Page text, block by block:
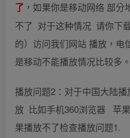
了 ，如果你是移动网络 部
不了 对于这种情况 请你下
的）访问我们网站 播放，
是移动不能播放情况比较多。
播放问题2：对于中国大陆
放 比如手机360浏览器 苹
果播放不了检查播放问题1.